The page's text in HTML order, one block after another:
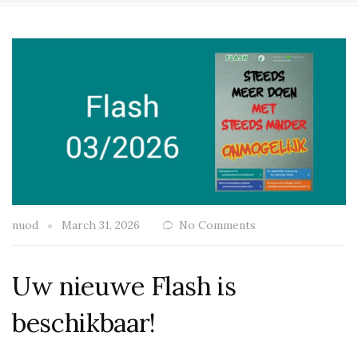
nuod March 31, 2026 No Comments
Uw nieuwe Flash is
beschikbaar!